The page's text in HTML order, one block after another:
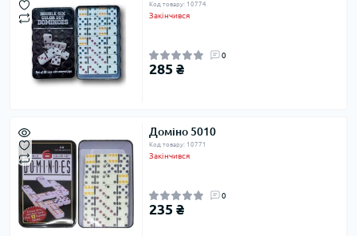
Код товару: 10774
Закінчився
0
285 ₴
Доміно 5010
Код товару: 10771
Закінчився
0
235 ₴